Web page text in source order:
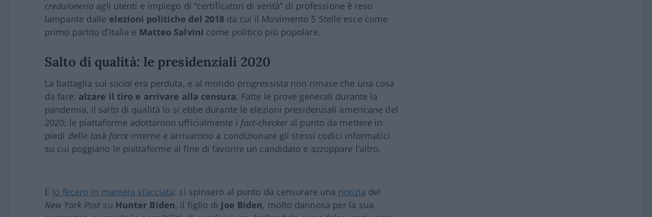
creduloneria agli utenti e impiego di “certificatori di verità” di professione è reso
lampante dalle elezioni politiche del 2018 da cui il Movimento 5 Stelle esce come
primo partito d’Italia e Matteo Salvini come politico più popolare.
Salto di qualità: le presidenziali 2020
La battaglia sui social era perduta, e al mondo progressista non rimase che una cosa
da fare: alzare il tiro e arrivare alla censura. Fatte le prove generali durante la
pandemia, il salto di qualità lo si ebbe durante le elezioni presidenziali americane del
2020: le piattaforme adottarono ufficialmente i fact-checkeral punto da mettere in
piedi delle task force interne e arrivarono a condizionare gli stessi codici informatici
su cui poggiano le piattaforme al fine di favorire un candidato e azzoppare l’altro.
E lo fecero in maniera sfacciata: si spinsero al punto da censurare una notizia del
New York Post su Hunter Biden, il figlio di Joe Biden, molto dannosa per la sua